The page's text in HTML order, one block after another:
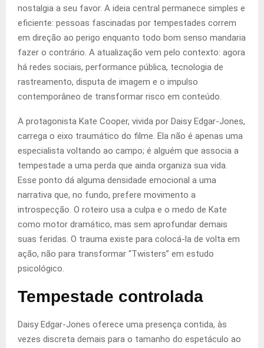
nostalgia a seu favor. A ideia central permanece simples e
eficiente: pessoas fascinadas por tempestades correm
em direção ao perigo enquanto todo bom senso mandaria
fazer o contrário. A atualização vem pelo contexto: agora
há redes sociais, performance pública, tecnologia de
rastreamento, disputa de imagem e o impulso
contemporâneo de transformar risco em conteúdo.
A protagonista Kate Cooper, vivida por Daisy Edgar-Jones,
carrega o eixo traumático do filme. Ela não é apenas uma
especialista voltando ao campo; é alguém que associa a
tempestade a uma perda que ainda organiza sua vida.
Esse ponto dá alguma densidade emocional a uma
narrativa que, no fundo, prefere movimento a
introspecção. O roteiro usa a culpa e o medo de Kate
como motor dramático, mas sem aprofundar demais
suas feridas. O trauma existe para colocá-la de volta em
ação, não para transformar “Twisters” em estudo
psicológico.
Tempestade controlada
Daisy Edgar-Jones oferece uma presença contida, às
vezes discreta demais para o tamanho do espetáculo ao